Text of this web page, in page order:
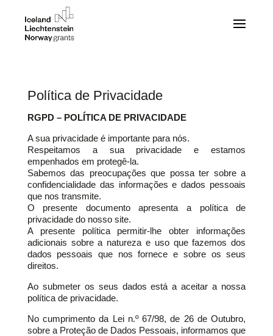
Política de Privacidade
RGPD – POLÍTICA DE PRIVACIDADE
A sua privacidade é importante para nós.
Respeitamos a sua privacidade e estamos
empenhados em protegê-la.
Sabemos das preocupações que possa ter sobre a
confidencialidade das informações e dados pessoais
que nos transmite.
O presente documento apresenta a política de
privacidade do nosso site.
A presente política permitir-lhe obter informações
adicionais sobre a natureza e uso que fazemos dos
dados pessoais que nos fornece e sobre os seus
direitos.
Ao submeter os seus dados está a aceitar a nossa
política de privacidade.
No cumprimento da Lei n.º 67/98, de 26 de Outubro,
sobre a Proteção de Dados Pessoais, informamos que